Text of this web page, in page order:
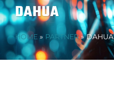
DAHUA
HOME» PARTNER»DAHUA